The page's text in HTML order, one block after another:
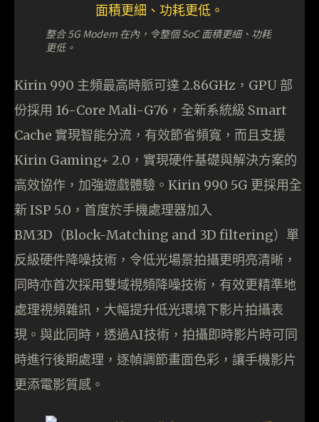
整合 5G Modem 在內，令整個 SoC 面積更細、功耗
更低。
Kirin 990 主頻最高時脈可達 2.86GHz，GPU 部
份採用 16-Core Mali-G76，全新系統級 Smart
Cache 實現智能分流，有效節省頻寬，而且支援
Kirin Gaming+ 2.0，實現硬件基礎與解決方案的
高效協作，加強遊戲體驗。Kirin 990 5G 更採用全
新 ISP 5.0，首度於手機處理器加入
BM3D（Block-Matching and 3D filtering）單
反級硬件降噪技術，令低光場景拍攝更明亮清晰，
同時亦首次採用雙域視頻降噪技術，有效更精準地
處理視頻雜訊，大幅提升低光環境下影片拍攝表
現。與此同時，透過AI技術，拍攝即時影片時可同
時進行後期處理，逐幀調節畫面色彩，讓手機影片
更添電影質感。